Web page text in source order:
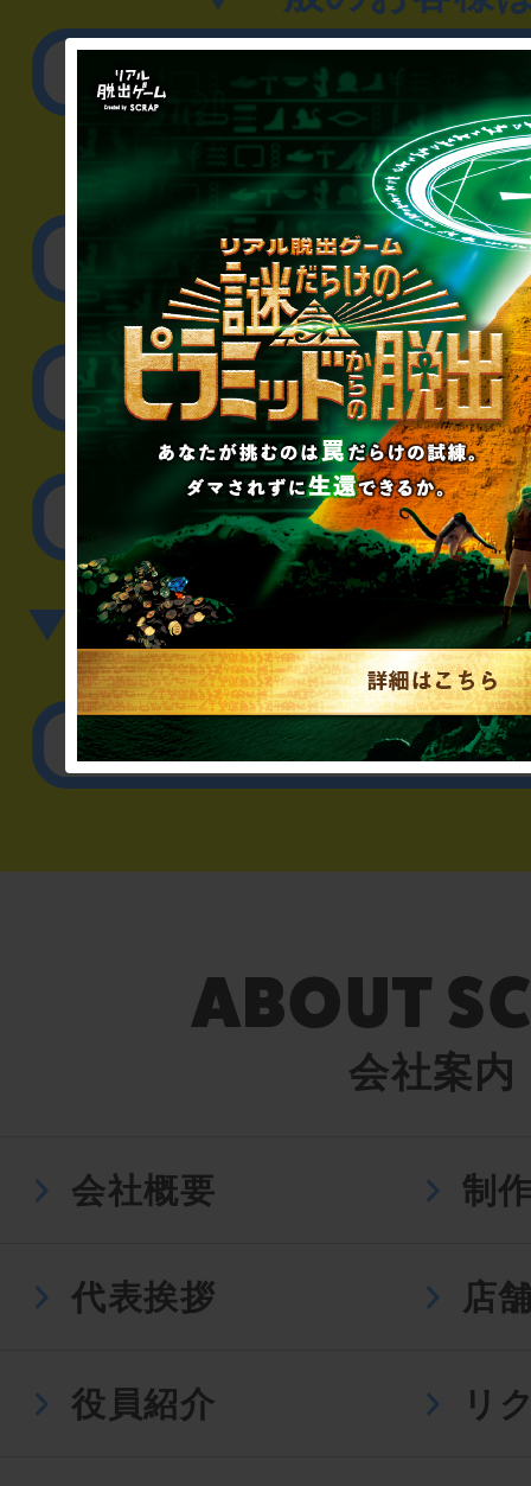
公演内容、チケット
▼企業／法人の方
リアル脱出ゲーム制作
取材に関するお
その他のご相談／
▼英語、中国語でのお問
English／
会社案内
会社概要 制
代表挨拶 店
役員紹介 リ